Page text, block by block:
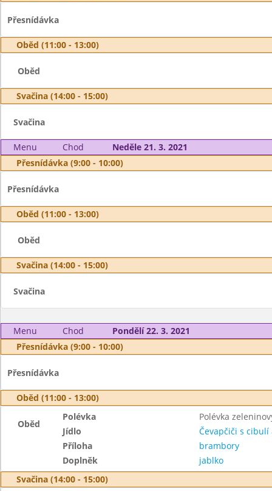
Přesnídávka
Oběd (11:00 - 13:00)
Oběd
Svačina (14:00 - 15:00)
Svačina
Menu Chod
Neděle 21. 3. 2021
Přesnídávka (9:00 - 10:00)
Přesnídávka
Oběd (11:00 - 13:00)
Oběd
Svačina (14:00 - 15:00)
Svačina
Menu Chod
Pondělí 22. 3. 2021
Přesnídávka (9:00 - 10:00)
Přesnídávka
Oběd (11:00 - 13:00)
Oběd
Polévka
Polévka
Jídlo
Čevapčiči s cibulí
Příloha
brambory
Doplněk
jablko
Svačina (14:00 - 15:00)